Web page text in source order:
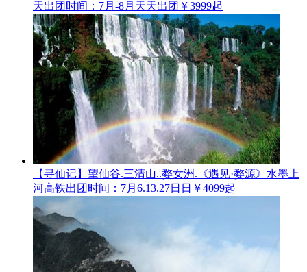
天出团时间：7月-8月天天出团 ￥3999起
【寻仙记】望仙谷.三清山..婺女洲.《遇见·婺源》水墨上
河高铁出团时间：7月6.13.27日日 ￥4099起